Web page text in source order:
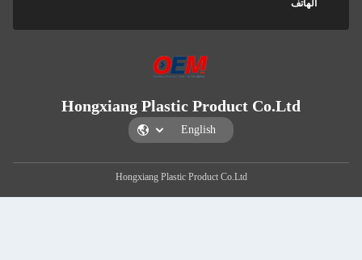
Hongxiang Plastic Product Co.Ltd
Hongxiang Plastic Product Co.Ltd